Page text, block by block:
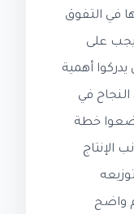
في التفوق
على
أهمية
النجاح في
خطة
الإنتاج
واضح